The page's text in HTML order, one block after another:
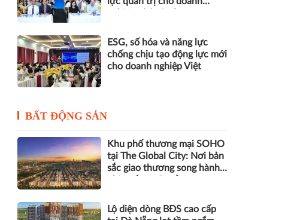
ESG, số hóa và năng lực
chống chịu tạo động lực mới
cho doanh nghiệp Việt
BẤT ĐỘNG SẢN
Khu phố thương mại SOHO
tại The Global City: Nơi bản
sắc giao thương song hành
Lộ diện dòng BĐS cao cấp